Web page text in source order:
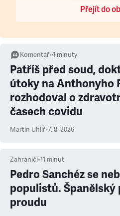
Přejít do
Komentář•4 minuty
Patříš před soud,
útoky na Anthonyho
rozhodoval o
časech covidu
Martin Uhlíř•7. 8. 2026
Zahraničí•11 minut
Pedro Sanchéz se
populistů.
proudu